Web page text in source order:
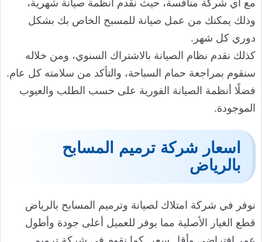
مع أي شركة منافسة، حيث نقدم أنظمة صيانة شهرية،
وذلك يمكنك من عمل صيانة للمسبح الخاص بك بشكل
دوري كل شهر.
كذلك نقدم نظام الصيانة بالاشتراك السنوي، ومن خلاله
سنقوم بمراجعة حمام السباحة، والتأكد من سلامته كل عام.
فضلًا أنظمة الصيانة الفورية على حسب الطلب والعيوب
الموجودة.
اسعار شركة ترميم المسابح
بالرياض
نوفر في شركة امتلاك لصيانة وترميم المسابح بالرياض
قطع الغيار الأصلية مما يوفر للعميل أعلى جودة وأطول